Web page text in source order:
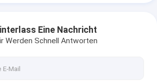
Eine Nachricht
Werden Schnell Antworten